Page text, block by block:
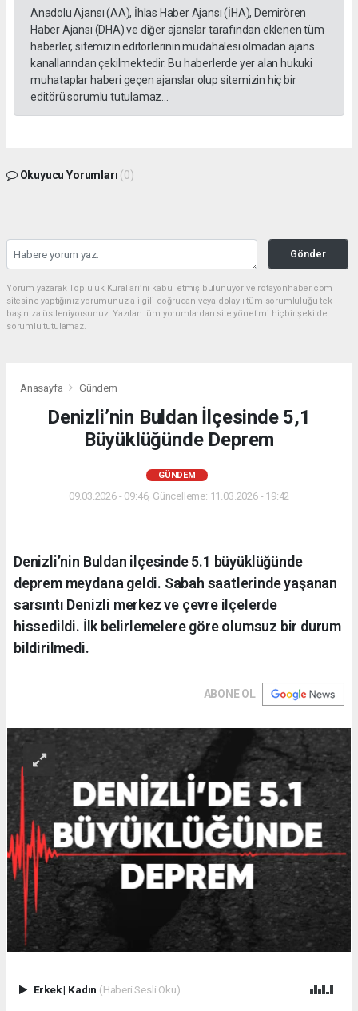
Anadolu Ajansı (AA), İhlas Haber Ajansı (İHA), Demirören
Haber Ajansı (DHA) ve diğer ajanslar tarafından eklenen tüm
haberler, sitemizin editörlerinin müdahalesi olmadan ajans
kanallarından çekilmektedir. Bu haberlerde yer alan hukuki
muhataplar haberi geçen ajanslar olup sitemizin hiç bir
editörü sorumlu tutulamaz...
Okuyucu Yorumları (0)
Gönder
Yorum yazarak Topluluk Kuralları’nı kabul etmiş bulunuyor ve rotayonhaber.com
sitesine yaptığınız yorumunuzla ilgili doğrudan veya dolaylı tüm sorumluluğu tek
başınıza üstleniyorsunuz. Yazılan tüm yorumlardan site yönetimi hiçbir şekilde
sorumlu tutulamaz.
Anasayfa Gündem
Denizli’nin Buldan İlçesinde 5,1
Büyüklüğünde Deprem
GÜNDEM
09.03.2026 - 09:46, Güncelleme: 11.03.2026 - 19:42
Denizli’nin Buldan ilçesinde 5.1 büyüklüğünde
deprem meydana geldi. Sabah saatlerinde yaşanan
sarsıntı Denizli merkez ve çevre ilçelerde
hissedildi. İlk belirlemelere göre olumsuz bir durum
bildirilmedi.
ABONE OL
Erkek| Kadın (Haberi Sesli Oku)